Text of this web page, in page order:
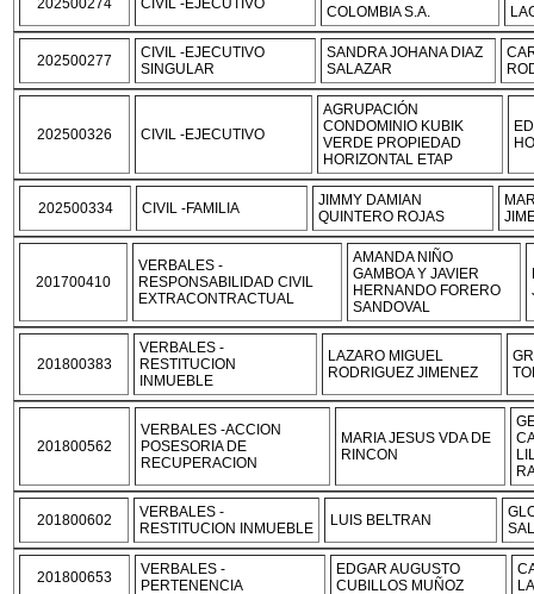
202500274 CIVIL -EJECUTIVO
COLOMBIA S.A.
202500277
CIVIL -EJECUTIVO
SINGULAR
SANDRA JOHANA DIAZ
SALAZAR
202500326 CIVIL -EJECUTIVO
AGRUPACIÓN
CONDOMINIO KUBIK
VERDE PROPIEDAD
HORIZONTAL ETAP
202500334 CIVIL -FAMILIA
JIMMY DAMIAN
QUINTERO ROJAS
201700410
VERBALES -
RESPONSABILIDAD CIVIL
EXTRACONTRACTUAL
AMANDA NIÑO
GAMBOA Y JAVIER
HERNANDO FORERO
SANDOVAL
201800383
VERBALES -
RESTITUCION
INMUEBLE
LAZARO MIGUEL
RODRIGUEZ JIMENEZ
201800562
VERBALES -ACCION
POSESORIA DE
RECUPERACION
MARIA JESUS VDA DE
RINCON
201800602
VERBALES -
RESTITUCION INMUEBLE
LUIS BELTRAN
201800653
VERBALES -
PERTENENCIA
EDGAR AUGUSTO
CUBILLOS MUÑOZ